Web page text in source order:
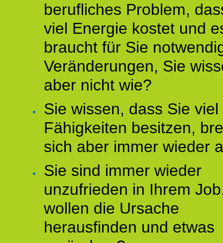
berufliches Problem,
viel Energie kostet und
braucht für Sie
Veränderungen, Sie
aber nicht wie?
Sie wissen, dass Sie
Fähigkeiten besitzen,
sich aber immer wieder
Sie sind immer wieder
unzufrieden in Ihrem
wollen die Ursache
herausfinden und etwas